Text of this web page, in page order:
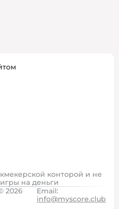
конторой и не
на деньги
2026
Email:
info@myscore.club